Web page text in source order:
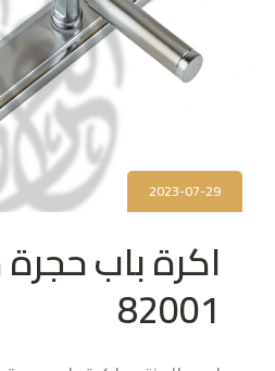
2023-07-29
اكرة باب
82001